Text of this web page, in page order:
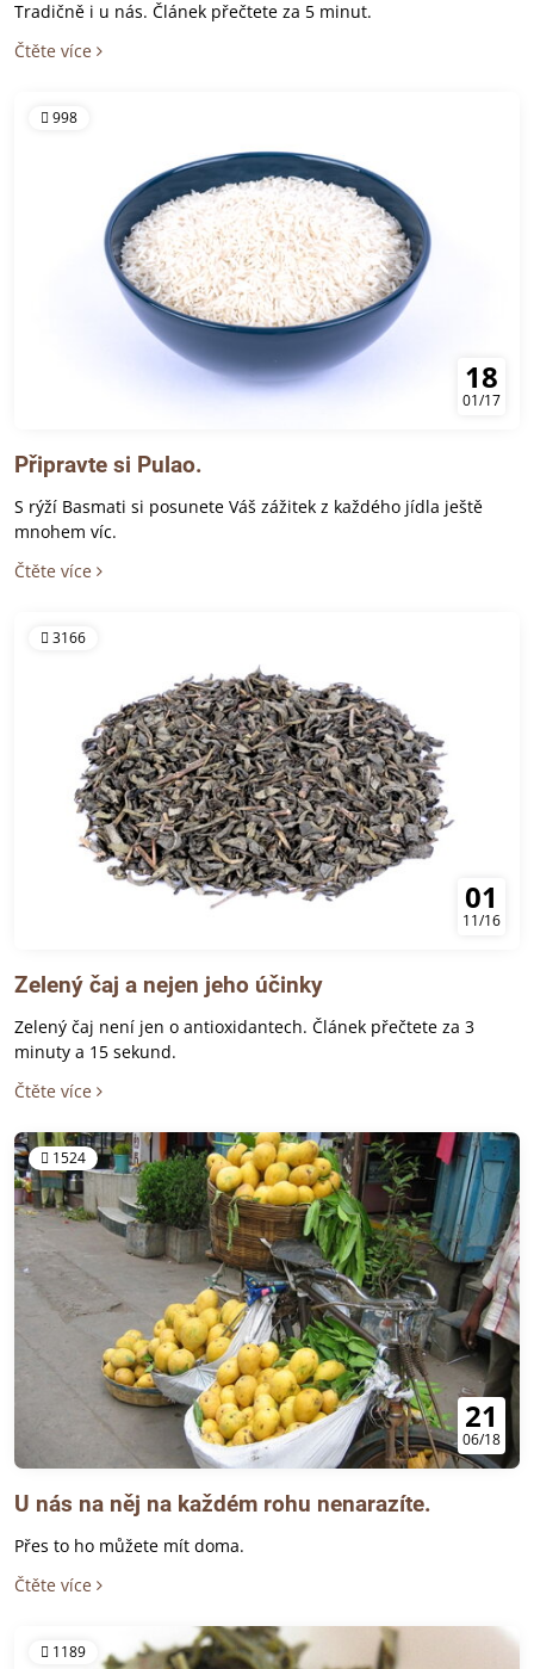
Tradičně i u nás. Článek přečtete za 5 minut.
Čtěte více
998
18
01/17
Připravte si Pulao.
S rýží Basmati si posunete Váš zážitek z každého jídla ještě
mnohem víc.
Čtěte více
3166
01
11/16
Zelený čaj a nejen jeho účinky
Zelený čaj není jen o antioxidantech. Článek přečtete za 3
minuty a 15 sekund.
Čtěte více
1524
21
06/18
U nás na něj na každém rohu nenarazíte.
Přes to ho můžete mít doma.
Čtěte více
1189